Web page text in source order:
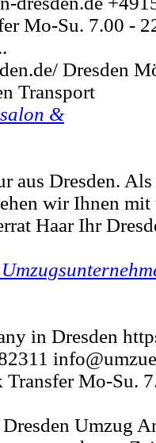
Mo-Su. 7.00 -
Dresden
Transport
&
aus Dresden.
wir Ihnen mit
Haar Ihr
in Dresden
Transfer Mo-Su.
Umzug